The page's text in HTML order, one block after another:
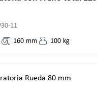
11
160 mm 100 kg